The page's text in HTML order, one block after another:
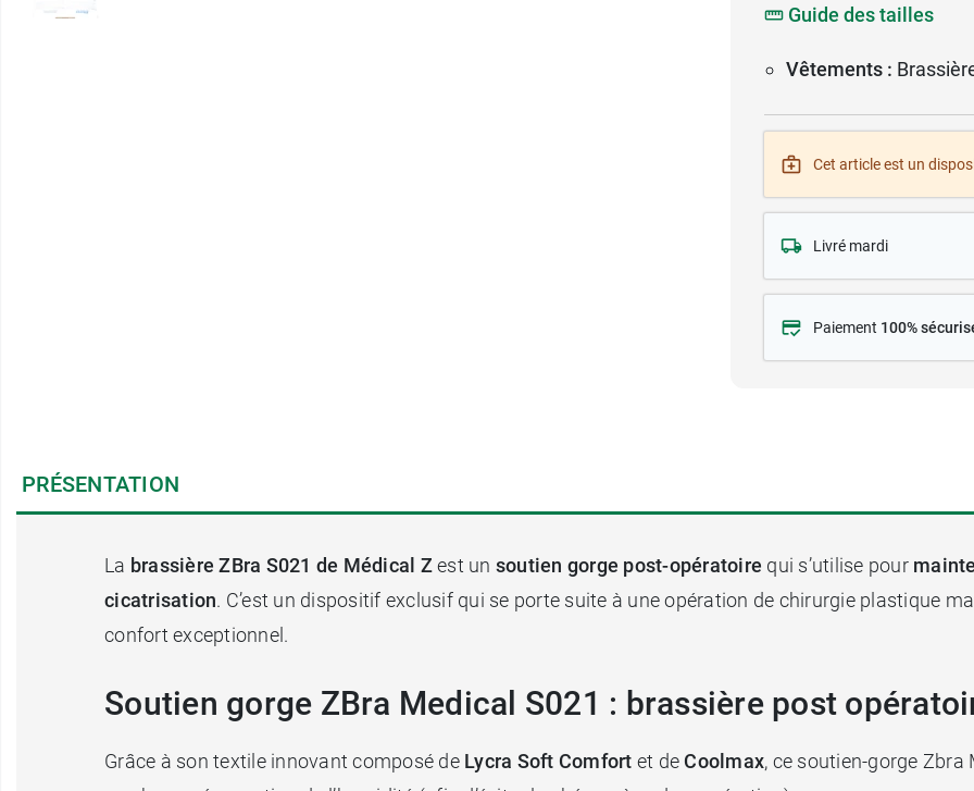
Guide des tailles
Vêtements :
Cet article est un
Livré mardi
Paiement 100%
PRÉSENTATION
La brassière ZBra S021 de Médical Zest un soutien gorge post-opératoire qui s’utilise pour
cicatrisation. C’est un dispositif exclusif qui se porte suite à une opération de chirurgie plastique
confort exceptionnel.
Soutien gorge ZBra Medical S021 : brassière post
Grâce à son textile innovant composé de Lycra Soft Comfort et deCoolmax, ce soutien-gorge